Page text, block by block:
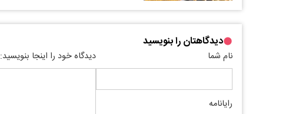
دیدگاهتان را بنویسید
نام شما
رایانامه
دیدگاه خود را اینجا بنویسید: